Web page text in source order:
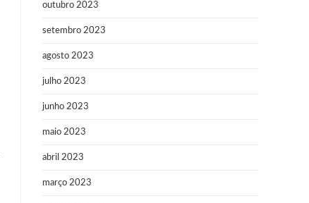
outubro 2023
setembro 2023
agosto 2023
julho 2023
junho 2023
maio 2023
abril 2023
março 2023